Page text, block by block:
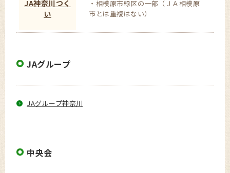
JA神奈川つく
い
相模原市緑区の一部（ＪＡ相模原
市とは重複はない）
JAグループ
JAグループ神奈川
中央会